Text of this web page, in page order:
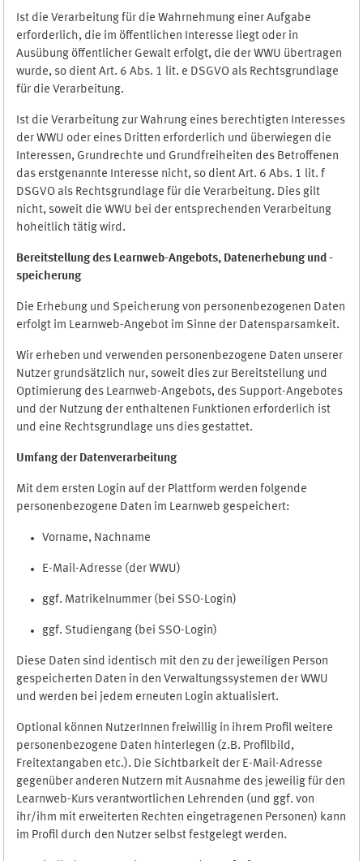
Ist die Verarbeitung für die Wahrnehmung einer Aufgabe
erforderlich, die im öffentlichen Interesse liegt oder in
Ausübung öffentlicher Gewalt erfolgt, die der WWU übertragen
wurde, so dient Art. 6 Abs. 1 lit. e DSGVO als Rechtsgrundlage
für die Verarbeitung.
Ist die Verarbeitung zur Wahrung eines berechtigten Interesses
der WWU oder eines Dritten erforderlich und überwiegen die
Interessen, Grundrechte und Grundfreiheiten des Betroffenen
das erstgenannte Interesse nicht, so dient Art. 6 Abs. 1 lit. f
DSGVO als Rechtsgrundlage für die Verarbeitung. Dies gilt
nicht, soweit die WWU bei der entsprechenden Verarbeitung
hoheitlich tätig wird.
Bereitstellung des Learnweb-Angebots, Datenerhebung und -
speicherung
Die Erhebung und Speicherung von personenbezogenen Daten
erfolgt im Learnweb-Angebot im Sinne der Datensparsamkeit.
Wir erheben und verwenden personenbezogene Daten unserer
Nutzer grundsätzlich nur, soweit dies zur Bereitstellung und
Optimierung des Learnweb-Angebots, des Support-Angebotes
und der Nutzung der enthaltenen Funktionen erforderlich ist
und eine Rechtsgrundlage uns dies gestattet.
Umfang der Datenverarbeitung
Mit dem ersten Login auf der Plattform werden folgende
personenbezogene Daten im Learnweb gespeichert:
Vorname, Nachname
E-Mail-Adresse (der WWU)
ggf. Matrikelnummer (bei SSO-Login)
ggf. Studiengang (bei SSO-Login)
Diese Daten sind identisch mit den zu der jeweiligen Person
gespeicherten Daten in den Verwaltungssystemen der WWU
und werden bei jedem erneuten Login aktualisiert.
Optional können NutzerInnen freiwillig in ihrem Profil weitere
personenbezogene Daten hinterlegen (z.B. Profilbild,
Freitextangaben etc.). Die Sichtbarkeit der E-Mail-Adresse
gegenüber anderen Nutzern mit Ausnahme des jeweilig für den
Learnweb-Kurs verantwortlichen Lehrenden (und ggf. von
ihr/ihm mit erweiterten Rechten eingetragenen Personen) kann
im Profil durch den Nutzer selbst festgelegt werden.